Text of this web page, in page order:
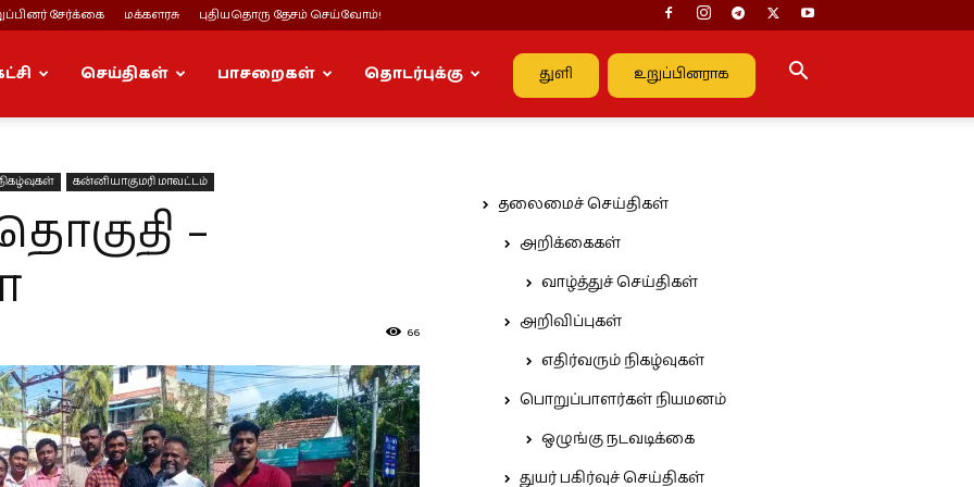
சேர்க்கை மக்களரசு புதியதொரு தேசம் செய்வோம்!
துளி உறுப்பினராக
செய்திகள் பாசறைகள் தொடர்புக்கு
கன்னியாகுமரி மாவட்டம்
–
66
தலைமைச் செய்திகள்
அறிக்கைகள்
வாழ்த்துச் செய்திகள்
அறிவிப்புகள்
எதிர்வரும் நிகழ்வுகள்
பொறுப்பாளர்கள் நியமனம்
ஒழுங்கு நடவடிக்கை
துயர் பகிர்வுச் செய்திகள்